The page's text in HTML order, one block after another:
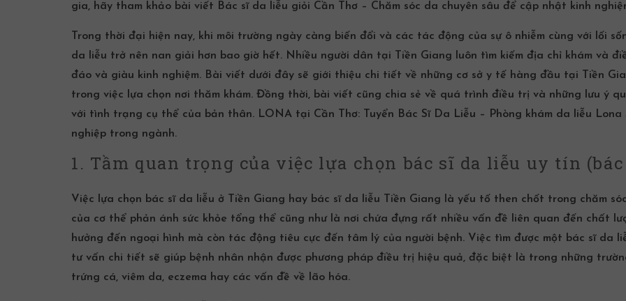
gia, hãy tham khảo bài viết
Bác sĩ da liễu giỏi Cần Thơ – Chăm sóc da chuyên sâu để cập nhật kinh
Trong thời đại hiện nay, khi môi trường ngày càng biến đổi và các tác động của sự ô nhiễm cùng với lối
da liễu trở nên nan giải hơn bao giờ hết. Nhiều người dân tại Tiền Giang luôn tìm kiếm địa chỉ khám và
đáo và giàu kinh nghiệm. Bài viết dưới đây sẽ giới thiệu chi tiết về những cơ sở y tế hàng đầu tại Tiền
trong việc lựa chọn nơi thăm khám. Đồng thời, bài viết cũng chia sẻ về quá trình điều trị và những lưu ý
với tình trạng cụ thể của bản thân. LONA tại Cần Thơ: Tuyển Bác Sĩ Da Liễu – Phòng khám da liễu Lona
nghiệp trong ngành.
1. Tầm quan trọng của việc lựa chọn bác sĩ da liễu uy tín
Việc lựa chọn bác sĩ da liễu ở Tiền Giang hay bác sĩ da liễu Tiền Giang là yếu tố then chốt trong chăm
của cơ thể phản ánh sức khỏe tổng thể cũng như là nơi chứa đựng rất nhiều vấn đề liên quan đến chất
hưởng đến ngoại hình mà còn tác động tiêu cực đến tâm lý của người bệnh. Việc tìm được một bác sĩ da
tư vấn chi tiết sẽ giúp bệnh nhân nhận được phương pháp điều trị hiệu quả, đặc biệt là trong những
trứng cá, viêm da, eczema hay các vấn đề về lão hóa.